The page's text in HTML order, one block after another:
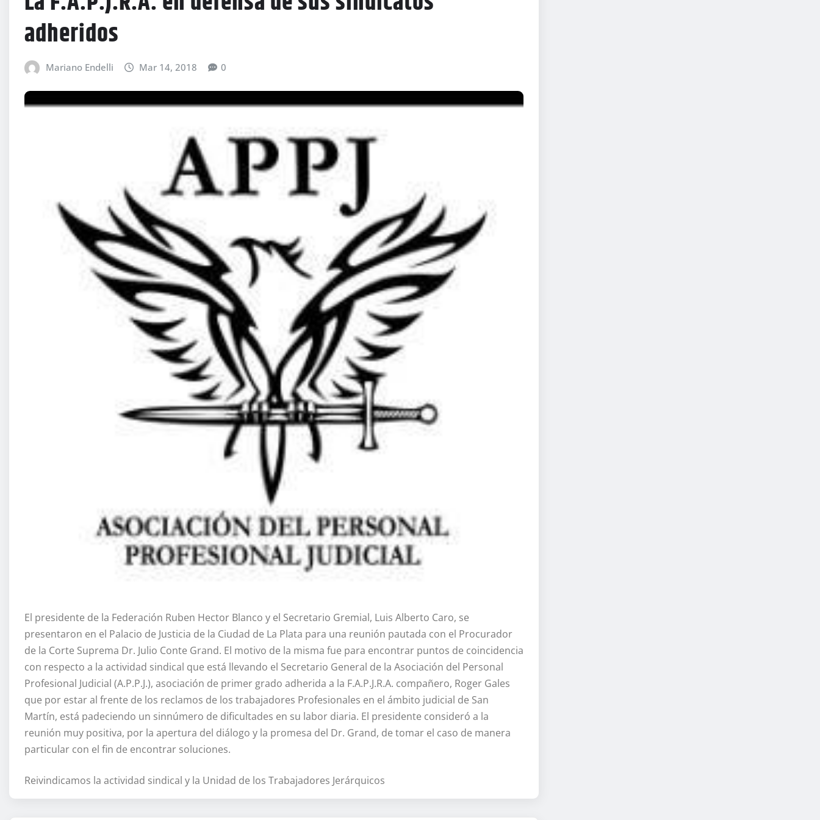
adheridos
Mariano Endelli Mar 14, 2018 0
El presidente de la Federación Ruben Hector Blanco y el Secretario Gremial, Luis Alberto Caro, se
presentaron en el Palacio de Justicia de la Ciudad de La Plata para una reunión pautada con el Procurador
de la Corte Suprema Dr. Julio Conte Grand. El motivo de la misma fue para encontrar puntos de coincidencia
con respecto a la actividad sindical que está llevando el Secretario General de la Asociación del Personal
Profesional Judicial (A.P.P.J.), asociación de primer grado adherida a la F.A.P.J.R.A. compañero, Roger Gales
que por estar al frente de los reclamos de los trabajadores Profesionales en el ámbito judicial de San
Martín, está padeciendo un sinnúmero de dificultades en su labor diaria. El presidente consideró a la
reunión muy positiva, por la apertura del diálogo y la promesa del Dr. Grand, de tomar el caso de manera
particular con el fin de encontrar soluciones.
Reivindicamos la actividad sindical y la Unidad de los Trabajadores Jerárquicos